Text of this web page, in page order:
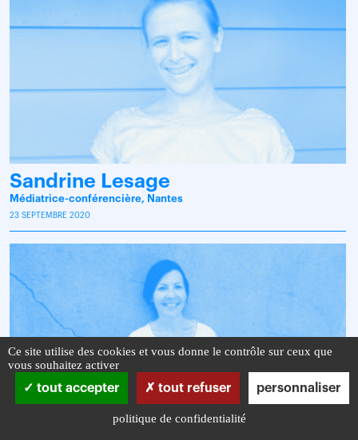
Sandrine Lesage
Médiatrice-conférencière, Nantes
23 SEPTEMBRE 2020
Ce site utilise des cookies et vous donne le contrôle sur ceux que
vous souhaitez activer
tout accepter
tout refuser personnaliser
politique de confidentialité